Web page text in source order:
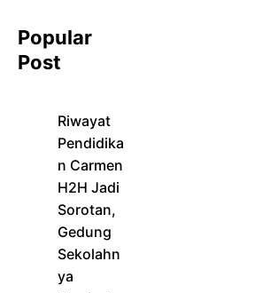
Popular
Post
Riwayat
Pendidika
n Carmen
H2H Jadi
Sorotan,
Gedung
Sekolahn
ya